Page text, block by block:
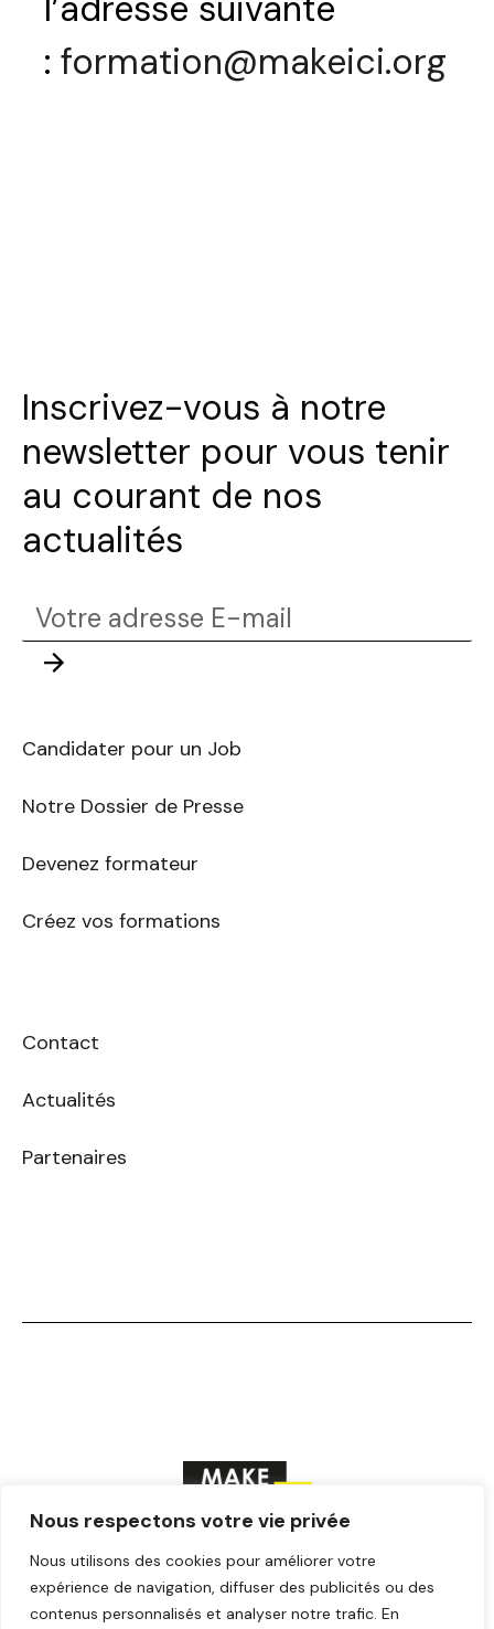
Nous respectons votre vie privée
Nous utilisons des cookies pour améliorer votre
expérience de navigation, diffuser des publicités ou des
contenus personnalisés et analyser notre trafic. En
: formation@makeici.org
Inscrivez-vous à notre
newsletter pour vous tenir
au courant de nos
actualités
Votre
adresse
E-
Envoyer
Candidater pour un Job
Notre Dossier de Presse
Devenez formateur
Créez vos formations
Contact
Actualités
Partenaires
F
a
c
T
w
i
Y
o
u
I
n
s
L
i
n